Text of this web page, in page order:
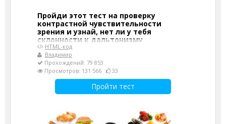
Пройди этот тест на проверку
контрастной чувствительности
зрения и узнай, нет ли у тебя
склонности к дальтонизму
HTML-код
Владимир
Прохождений: 79 853
Просмотров: 131 566
33
Пройти тест